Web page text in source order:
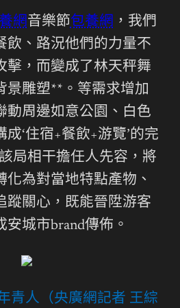
網音樂節包養網 ，我們
飲、路況他們的力量不
擊，而變成了林天秤舞
景雕塑**。等需求增加
動周邊如意公園、白色
‘住宿+餐飲+游覽’的完
局相干擔任人先容，將
化為對當地特點產物、
蹤關心，既能晉陞游客
城市brand傳佈。
青人（央廣網記者 王綜